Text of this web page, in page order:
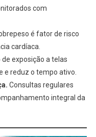
com
é fator de risco
cardíaca.
de exposição a telas
e reduz o tempo ativo.
Consultas regulares
integral da